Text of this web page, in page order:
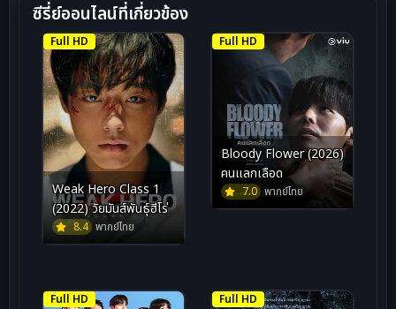
ซีรี่ย์ออนไลน์ที่เกี่ยวข้อง
Full HD
Weak Hero Class 1
(2022) วัยมันส์พันธุ์ฮีโร่
8.4 พากย์ไทย
Full HD
Bloody Flower (2026)
คนแลกเลือด
7.0 พากย์ไทย
Full HD Full HD